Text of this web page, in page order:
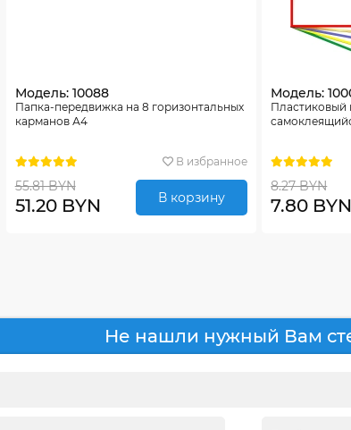
Модель: 10088
Папка-передвижка на 8 горизонтальных
карманов А4
В избранное
55.81 BYN
51.20 BYN В корзину
Модель:
Пластиковый
8.27 BYN
7.80 BYN
Не нашли нужный Вам